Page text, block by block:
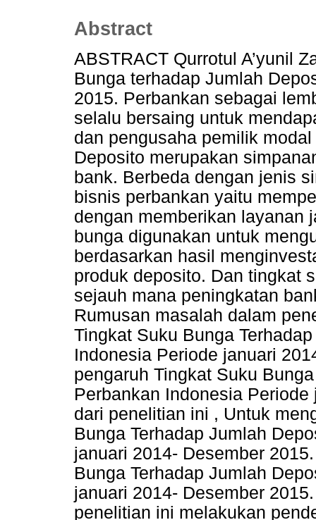
Abstract
ABSTRACT Qurrotul A’yunil
Bunga terhadap Jumlah
2015. Perbankan sebagai
selalu bersaing untuk
dan pengusaha pemilik
Deposito merupakan
bank. Berbeda dengan jenis
bisnis perbankan yaitu
dengan memberikan layanan
bunga digunakan untuk
berdasarkan hasil
produk deposito. Dan tingkat
sejauh mana peningkatan
Rumusan masalah dalam
Tingkat Suku Bunga
Indonesia Periode januari
pengaruh Tingkat Suku
Perbankan Indonesia
dari penelitian ini , Untuk
Bunga Terhadap Jumlah
januari 2014- Desember
Bunga Terhadap Jumlah
januari 2014- Desember
penelitian ini melakukan